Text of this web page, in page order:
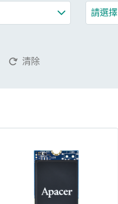
清除